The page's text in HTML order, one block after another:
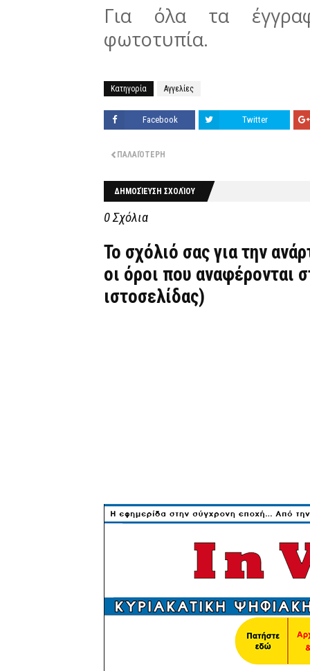
Για όλα τα
φωτοτυπία.
Κατηγορία Αγγελίες
Facebook Twitter
ΠΑΛΑΙΌΤΕΡΗ
ΔΗΜΟΣΊΕΥΣΗ ΣΧΟΛΊΟΥ
0 Σχόλια
Το σχόλιό σας για την
οι όροι που αναφέρονται
ιστοσελίδας)